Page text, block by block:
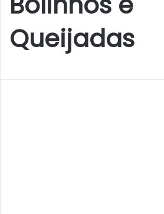
Queijadas